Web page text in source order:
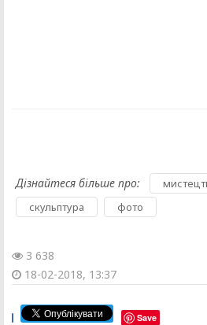
Дізнайтеся більше про:
скульптура фото
3 638
18-02-2018, 13:37
Save